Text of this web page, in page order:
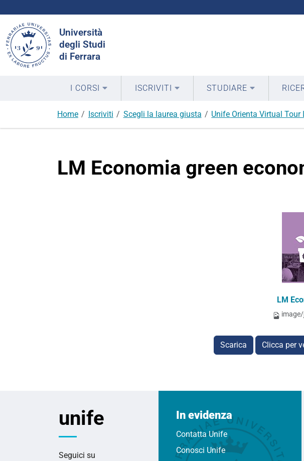
Università
degli Studi
di Ferrara
nel
sito
I CORSI ISCRIVITI STUDIARE
Home Iscriviti Scegli la laurea giusta Unife Orienta Virtual Tour
LM Economia green
LM
Scarica Clicca per
unife
Seguici su
In evidenza
Contatta Unife
Conosci Unife